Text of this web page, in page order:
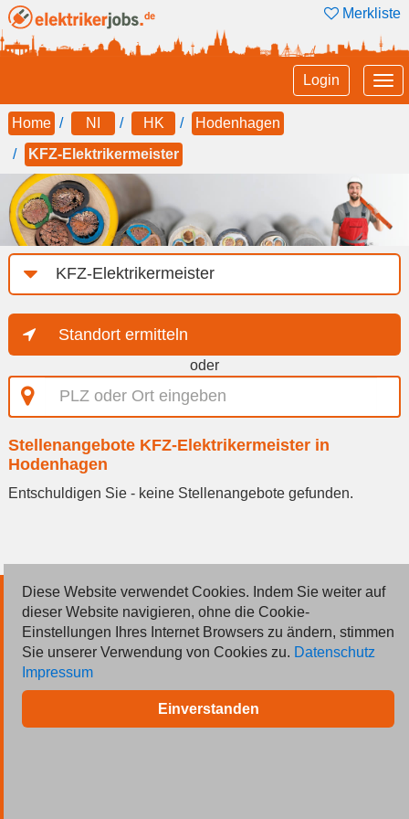
Merkliste
Login
Home NI HK
Hodenhagen
KFZ-Elektrikermeister
Job-
Kategorie
Standort ermitteln
oder
PLZ
oder
eingeben
Stellenangebote KFZ-Elektrikermeister in
Hodenhagen
Entschuldigen Sie - keine Stellenangebote gefunden.
© 2026 Deutsche Jobmarkt GmbH
Inserieren
Kontakt
Diese Website verwendet Cookies. Indem Sie weiter auf
dieser Website navigieren, ohne die Cookie-
Einstellungen Ihres Internet Browsers zu ändern, stimmen
Sie unserer Verwendung von Cookies zu. Datenschutz
Impressum
Einverstanden